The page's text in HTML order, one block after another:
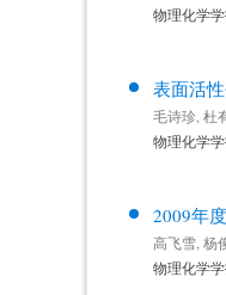
物理化学
表面活
毛诗珍 杜
物理化学
2009年
高飞雪 杨
物理化学